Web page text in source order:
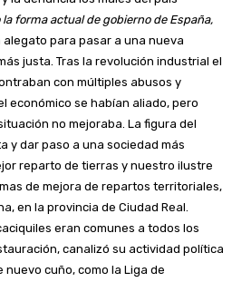
forma actual de gobierno de España,
alegato para pasar a una nueva
justa. Tras la revolución industrial el
con múltiples abusos y
económico se habían aliado, pero
no mejoraba. La figura del
y dar paso a una sociedad más
reparto de tierras y nuestro ilustre
de mejora de repartos territoriales,
en la provincia de Ciudad Real.
eran comunes a todos los
canalizó su actividad política
cuño, como la Liga de